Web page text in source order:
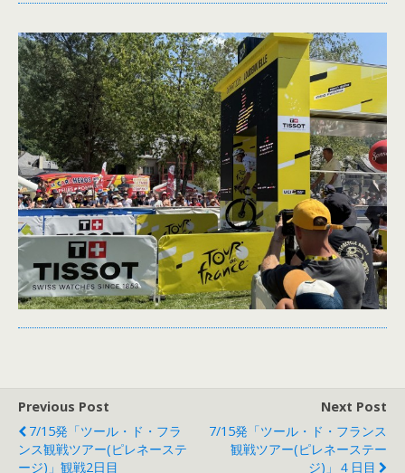
Previous Post
7/15発「ツール・ド・フラ
ンス観戦ツアー(ピレネーステ
ージ)」観戦2日目
Next Post
7/15発「ツール・ド・フランス
観戦ツアー(ピレネーステー
ジ)」４日目